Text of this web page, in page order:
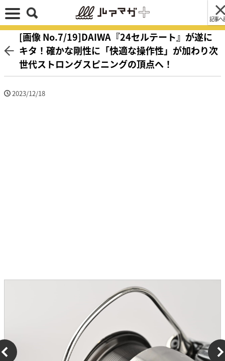
記事へ
[画像 No.7/19]DAIWA『24セルテート』が遂に
キタ！確かな剛性に「快適な操作性」が加わり次
世代ストロングスピニングの頂点へ！
2023/12/18